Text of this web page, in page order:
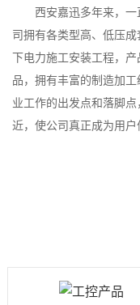
西安嘉迅多年来，一
司拥有各类型高、低压
下电力施工安装工程，
品，拥有丰富的制造加
业工作的出发点和落脚
近，使公司真正成为用户